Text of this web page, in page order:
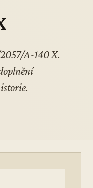
A-140 X.